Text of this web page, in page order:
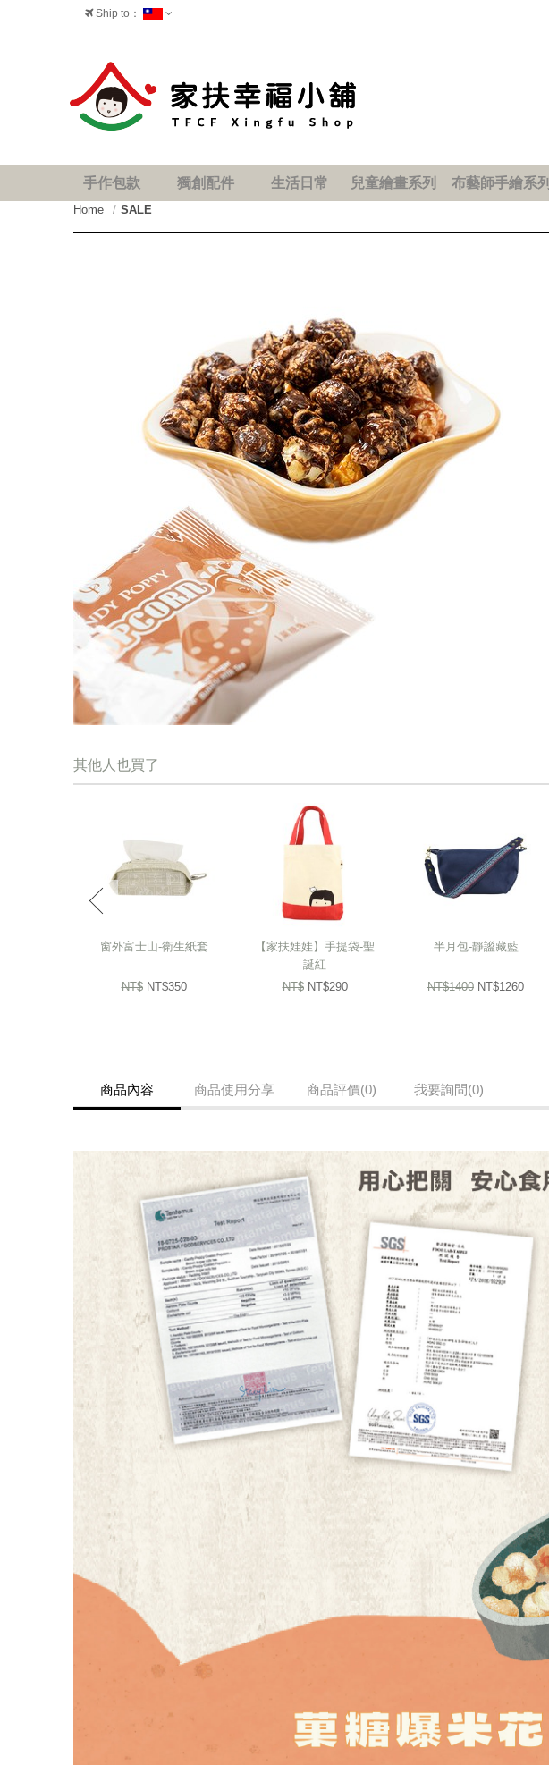
Ship to：
手作包款 獨創配件 生活日常 兒童繪畫系列 布藝師手繪系列
Home SALE
prev
其他人也買了
窗外富士山-衛生紙套
NT$ NT$350
【家扶娃娃】手提袋-聖
誕紅
NT$ NT$290
半月包-靜謐藏藍
NT$1400 NT$1260
prev
商品內容 商品使用分享 商品評價(0) 我要詢問(0)